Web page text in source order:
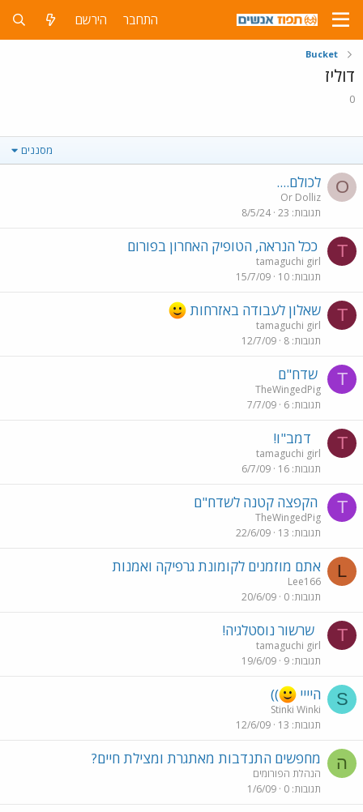
התחבר הירשם
Bucket
דוליז
0
מסננים
O לכולם....
Or Dolliz
תגובות 23
8/5/24
T ככל הנראה, הטופיק האחרון בפורום
tamaguchi girl
תגובות 10
15/7/09
T שאלון לעבודה באזרחות
tamaguchi girl
תגובות 8
12/7/09
T שדח"ם
TheWingedPig
תגובות 6
7/7/09
T דמב"ו!
tamaguchi girl
תגובות 16
6/7/09
T הקפצה קטנה לשדח"ם
TheWingedPig
תגובות 13
22/6/09
L אתם מוזמנים לקומונת גרפיקה ואמנות
Lee166
תגובות 0
20/6/09
T שרשור נוסטלגיה!
tamaguchi girl
תגובות 9
19/6/09
S היייי ))
Stinki Winki
תגובות 13
12/6/09
ה מחפשים התנדבות מאתגרת ומצילת חיים?
הנהלת הפורומים
תגובות 0
1/6/09